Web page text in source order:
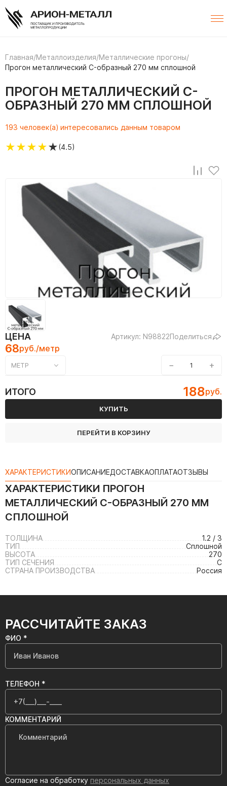
Главная/Металлоизделия/Металлические прогоны/
Прогон металлический C-образный 270 мм сплошной
ПРОГОН МЕТАЛЛИЧЕСКИЙ C-
ОБРАЗНЫЙ 270 ММ СПЛОШНОЙ
193 человек(а) интересовались данным товаром
★★★★★(4.5)
ЦЕНА Артикул: N98822Поделиться
68руб./метр
МЕТР − +
ИТОГО 188руб.
КУПИТЬ
ПЕРЕЙТИ В КОРЗИНУ
ХАРАКТЕРИСТИКИОПИСАНИЕДОСТАВКАОПЛАТАОТЗЫВЫ
ХАРАКТЕРИСТИКИ ПРОГОН
МЕТАЛЛИЧЕСКИЙ C-ОБРАЗНЫЙ 270 ММ
СПЛОШНОЙ
ТОЛЩИНА
1.2 / 3
ТИП
Сплошной
ВЫСОТА
270
ТИП СЕЧЕНИЯ
C
СТРАНА ПРОИЗВОДСТВА
Россия
РАССЧИТАЙТЕ ЗАКАЗ
ФИО *
ТЕЛЕФОН *
КОММЕНТАРИЙ
Согласие на обработку персональных данных